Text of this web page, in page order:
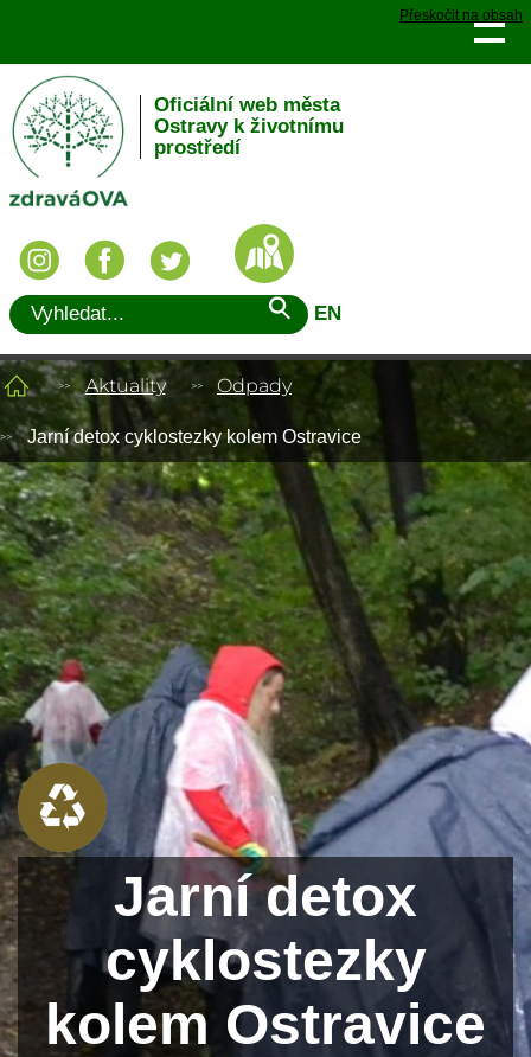
Přeskočit na obsah
Oficiální web města
Ostravy k životnímu
prostředí
EN
Aktuality Odpady
Jarní detox cyklostezky kolem Ostravice
Jarní detox
cyklostezky
kolem Ostravice